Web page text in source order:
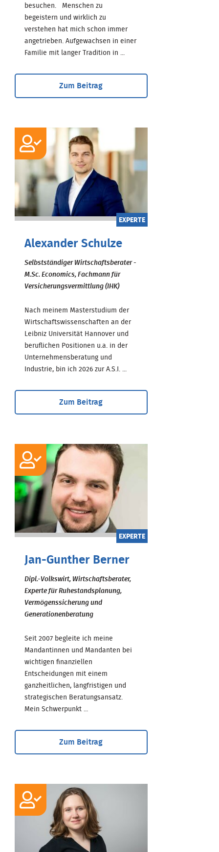
besuchen. Menschen zu
begeistern und wirklich zu
verstehen hat mich schon immer
angetrieben. Aufgewachsen in einer
Familie mit langer Tradition in ...
Zum Beitrag
EXPERTE
Alexander Schulze
Selbstständiger Wirtschaftsberater -
M.Sc. Economics, Fachmann für
Versicherungsvermittlung (IHK)
Nach meinem Masterstudium der
Wirtschaftswissenschaften an der
Leibniz Universität Hannover und
beruflichen Positionen u.a. in der
Unternehmensberatung und
Industrie, bin ich 2026 zur A.S.I. ...
Zum Beitrag
EXPERTE
Jan-Gunther Berner
Dipl.-Volkswirt, Wirtschaftsberater,
Experte für Ruhestandsplanung,
Vermögenssicherung und
Generationenberatung
Seit 2007 begleite ich meine
Mandantinnen und Mandanten bei
wichtigen finanziellen
Entscheidungen mit einem
ganzheitlichen, langfristigen und
strategischen Beratungsansatz.
Mein Schwerpunkt ...
Zum Beitrag